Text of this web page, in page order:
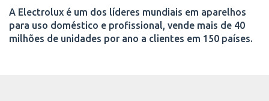
A Electrolux é um dos líderes mundiais em aparelhos
para uso doméstico e profissional, vende mais de 40
milhões de unidades por ano a clientes em 150 países.